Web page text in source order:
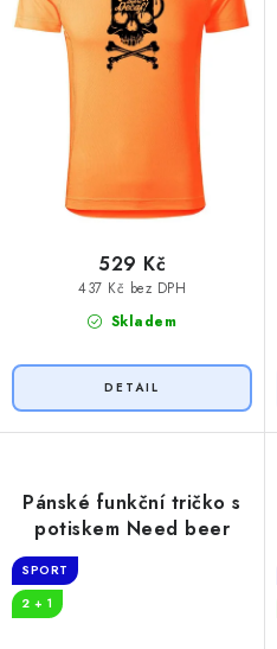
Skladem
437 Kč bez DPH
529 Kč
Pánské funkční tričko s
potiskem Need beer
SPORT
2 + 1